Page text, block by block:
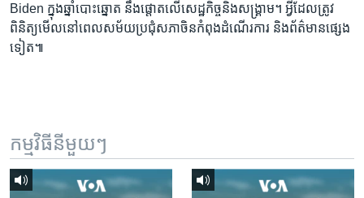
Biden ក្នុង​ឆ្នាំ​បោះឆ្នោត នឹង​ផ្តោត​លើ​សេដ្ឋកិច្ច​និង​សង្គ្រាម។ អ្វី​ដែល​ត្រូវ​
ពិនិត្យ​មើល​នៅពេល​​សម័យ​ប្រជុំ​សភា​ចិន​កំពុង​ដំណើរការ និង​ព័ត៌មាន​ផ្សេង​
ទៀត៕
កម្មវិធី​នីមួយៗ